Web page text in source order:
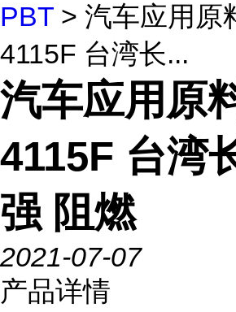
PBT > 汽车应用原
4115F 台湾长...
汽车应用原
4115F 台湾
强 阻燃
2021-07-07
产品详情